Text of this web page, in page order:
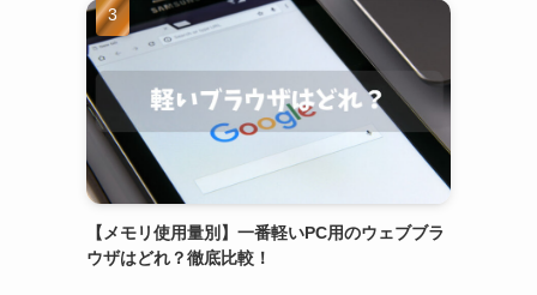
【メモリ使用量別】一番軽いPC用のウェブブラ
ウザはどれ？徹底比較！